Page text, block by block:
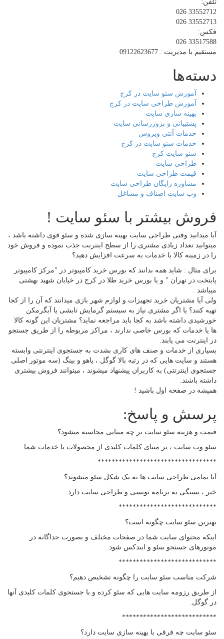
تلفن:
33552712 026
33552713 026
فکس:
33517588 026
مستقیم با مدیریت : 09122623677
دسته‌ها
آموزش سئو سایت در کرج
آموزش طراحی سایت در کرج
بهینه سازی سایت
پشتیبانی و بروزرسانی سایت
خدمات آنتی ویروس
خدمات سئو سایت در کرج
سئو سایت کرج
طراحی سایت
قیمت طراحی سایت
مشاوره رایگان طراحی سایت
وب سایت اصناف و مشاغل
فروش بیشتر با سئو سایت !
آیا میدانید وقتی طراحی سایت بهینه سازی شده و سئو قوی داشته باشد ،
میتوانید تعداد زیادی مشتری را از سطح اینترنت جذب نموده و فروش خود
را در زمینه کالا یا خدمات به سرعت افزایش دهید؟
برای مثال : شاید همه بدانند که بورس خرید کامپیوتر در "مرکز کامپیوتر
پایتخت در تهران " و یا بورس خرید طلا در کرج در خیابان شهید بهشتی
میباشد .
ولی آیا مشتریان خرید تجهیزات و لوازم شهر بازی میدانند که آن را از کجا
تهیه کنند؟ یا اگر مشتری نیاز به سیستم گرمایش تابشی یا آبگرمکن
خورشیدی داشته باشد به کجا باید مراجعه نماید؟ مشتریان این گونه کالا
ها یا خدمات که بورس خاصی ندارند ، مراکز مربوطه را از طریق جستجو
در اینترنت می یابند.
بسیاری از خدمات و صنف های کاری بشدت به جستجوی اینترنتی وابسته
هستند و سایت هایی که در رتبه بالا گوگل ، یاهو و بینگ (سه موتور اصلی
جستجوی اینترنتی) به کاربران پیشنهاد میشوند ، میتوانند فروش بیشتری
داشته باشند.
همیشه در صفحه اول باشید !
پرسش و پاسخ:
قیمت و هزینه سئو سایت بر چه مبنایی محاسبه میشود؟
سئو وب سایت ، بر مبنای کلمات کلیدی از محصولات یا خدمات شما
**********************************
آیا تمامی طراحی سایت ها به یک شکل سئو میشوند؟
خیر ، بستگی به برنامه نویسی و طراحی سایت دارد.
****************************
بهترین سئو سایت چگونه است؟
اینکه محتوای سایت شما در صفحات مختلف و بصورت جداگانه در
موتورهای جستجو سئو و ایندکس شود.
****************************
شرکت مناسب سئو سایت را چگونه تشخیص دهیم؟
از طریق رزومه سایت هایی که سئو کرده و با جستجوی کلمات کلیدی آنها
در گوگل.
***************************
سئو سایت چه فرقی با بهینه سازی سایت دارد؟